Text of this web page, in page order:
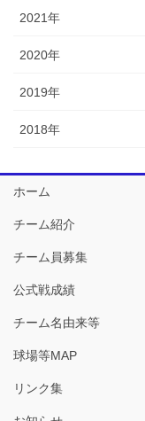
2021年
2020年
2019年
2018年
ホーム
チーム紹介
チーム員募集
公式戦成績
チーム名由来等
球場等MAP
リンク集